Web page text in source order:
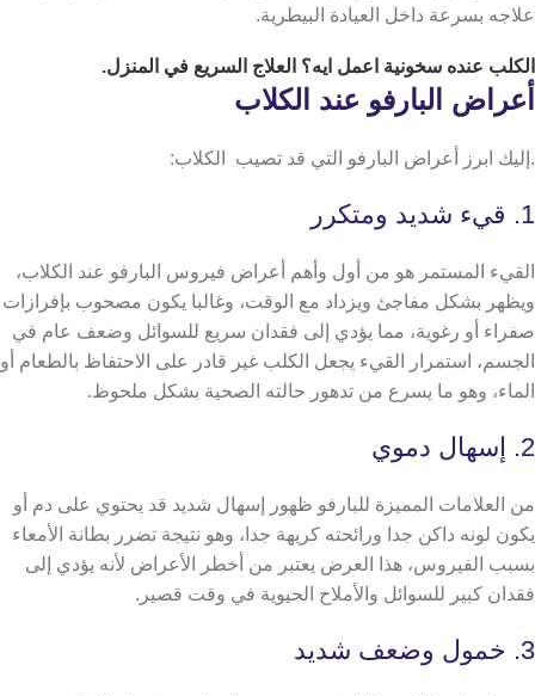
علاجه بسرعة داخل العيادة البيطرية.
الكلب عنده سخونية اعمل ايه؟ العلاج السريع في المنزل.
أعراض البارفو عند الكلاب
.إليك ابرز أعراض البارفو التي قد تصيب الكلاب:
1. قيء شديد ومتكرر
القيء المستمر هو من أول وأهم أعراض فيروس البارفو عند الكلاب،
ويظهر بشكل مفاجئ ويزداد مع الوقت، وغالبا يكون مصحوب بإفرازات
صفراء أو رغوية، مما يؤدي إلى فقدان سريع للسوائل وضعف عام في
الجسم، استمرار القيء يجعل الكلب غير قادر على الاحتفاظ بالطعام أو
الماء، وهو ما يسرع من تدهور حالته الصحية بشكل ملحوظ.
2. إسهال دموي
من العلامات المميزة للبارفو ظهور إسهال شديد قد يحتوي على دم أو
يكون لونه داكن جدا ورائحته كريهة جدا، وهو نتيجة تضرر بطانة الأمعاء
بسبب الفيروس، هذا العرض يعتبر من أخطر الأعراض لأنه يؤدي إلى
فقدان كبير للسوائل والأملاح الحيوية في وقت قصير.
3. خمول وضعف شديد